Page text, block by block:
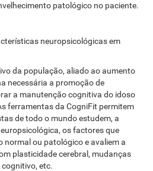
patológico no paciente.
neuropsicológicas em
da população, aliado ao aumento
necessária a promoção de
a manutenção cognitiva do idoso
ferramentas da CogniFit permitem
de todo o mundo estudem, a
os factores que
normal ou patológico e avaliem a
plasticidade cerebral, mudanças
cognitivo, etc.